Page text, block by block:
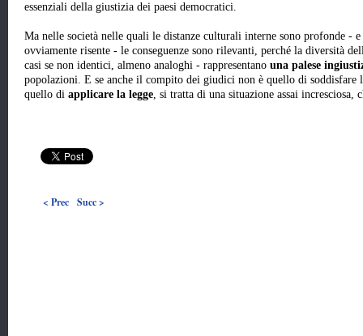
essenziali della giustizia dei paesi democratici.
Ma nelle società nelle quali le distanze culturali interne sono profonde -
ovviamente risente - le conseguenze sono rilevanti, perché la diversità
casi se non identici, almeno analoghi - rappresentano una palese
popolazioni. E se anche il compito dei giudici non è quello di soddisfare
quello di applicare la legge, si tratta di una situazione assai incresciosa,
< Prec Succ >